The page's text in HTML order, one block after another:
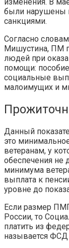
были нарушены
санкциями.
Согласно
Мишустина, ПМ
людей при
помощи:
социальные
малоимущих и
Данный
это
ветеранам, у
обеспечения не
минимума
выплата к
уровне до
Если размер
России, то
платить из
называется